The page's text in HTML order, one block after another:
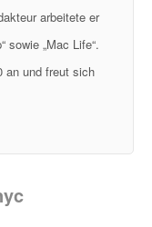
arbeitete er
sowie „Mac Life“.
an und freut sich